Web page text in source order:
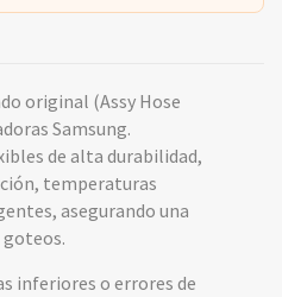
original (Assy Hose
Samsung.
de alta durabilidad,
temperaturas
asegurando una
goteos.
inferiores o errores de